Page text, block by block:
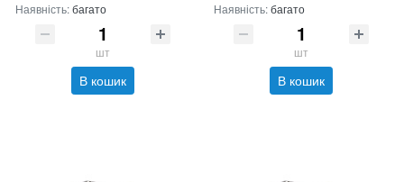
Наявність:багато
шт
В кошик
Наявність:багато
шт
В кошик